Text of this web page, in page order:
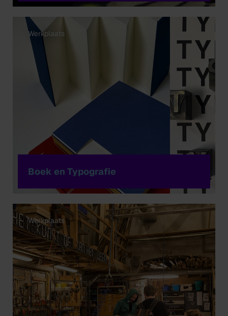
Werkplaats
Boek en Typografie
Werkplaats